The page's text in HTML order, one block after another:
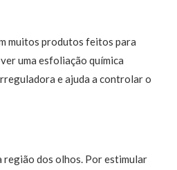
muitos produtos feitos para
uma esfoliação química
e ajuda a controlar o
região dos olhos. Por estimular